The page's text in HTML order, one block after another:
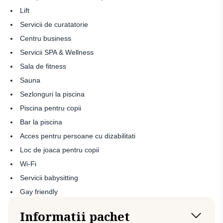
Lift
Servicii de curatatorie
Centru business
Servicii SPA & Wellness
Sala de fitness
Sauna
Sezlonguri la piscina
Piscina pentru copii
Bar la piscina
Acces pentru persoane cu dizabilitati
Loc de joaca pentru copii
Wi-Fi
Servicii babysitting
Gay friendly
Informatii pachet